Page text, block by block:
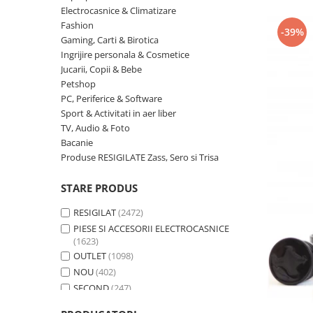
Curatenie si intretinere
Decoratiuni
Hobby-uri creative
Iluminat & Electrice
Kit-uri automatizari porti si usi
Mobila dormitor
Mobila gradina & terasa
Mobila Living & Dining
Scule electrice si unelte
Silicon, spume si solutii tehnice
Sisteme Incalzire
Textile si covoare
Electrocasnice & Climatizare
Fashion
Gaming, Carti & Birotica
Ingrijire personala & Cosmetice
Jucarii, Copii & Bebe
Petshop
PC, Periferice & Software
Sport & Activitati in aer liber
TV, Audio & Foto
Bacanie
Produse RESIGILATE Zass, Sero si Trisa
STARE PRODUS
RESIGILAT(2472)
PIESE SI ACCESORII ELECTROCASNICE
(1623)
OUTLET(1098)
NOU(402)
SECOND(247)
-39%